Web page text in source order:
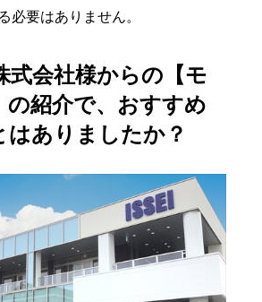
必要はありません。
式会社様からの【モ
の紹介で、おすすめ
はありましたか？